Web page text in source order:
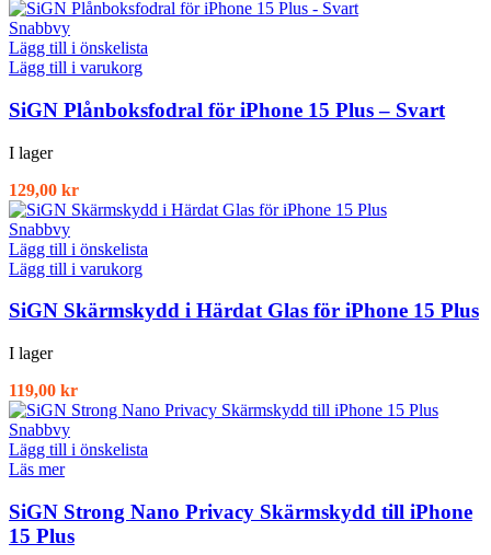
Snabbvy
Lägg till i önskelista
Lägg till i varukorg
SiGN Plånboksfodral för iPhone 15 Plus – Svart
I lager
129,00 kr
Snabbvy
Lägg till i önskelista
Lägg till i varukorg
SiGN Skärmskydd i Härdat Glas för iPhone 15 Plus
I lager
119,00 kr
Snabbvy
Lägg till i önskelista
Läs mer
SiGN Strong Nano Privacy Skärmskydd till iPhone
15 Plus